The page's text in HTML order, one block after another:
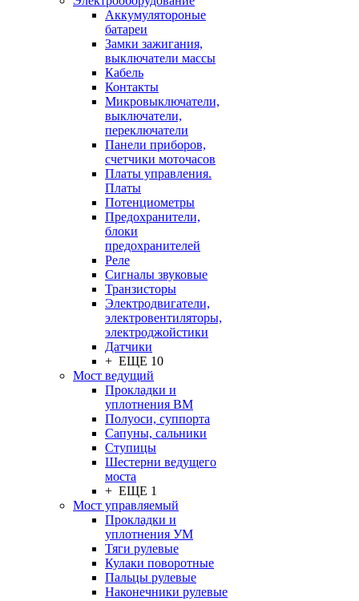
Аккумулятороные
батареи
Замки зажигания,
выключатели массы
Кабель
Контакты
Микровыключатели,
выключатели,
переключатели
Панели приборов,
счетчики моточасов
Платы управления.
Платы
Потенциометры
Предохранители,
блоки
предохранителей
Реле
Сигналы звуковые
Транзисторы
Электродвигатели,
электровентиляторы,
электроджойстики
Датчики
+ ЕЩЕ 10
Мост ведущий
Прокладки и
уплотнения ВМ
Полуоси, суппорта
Сапуны, сальники
Ступицы
Шестерни ведущего
моста
+ ЕЩЕ 1
Мост управляемый
Прокладки и
уплотнения УМ
Тяги рулевые
Кулаки поворотные
Пальцы рулевые
Наконечники рулевые